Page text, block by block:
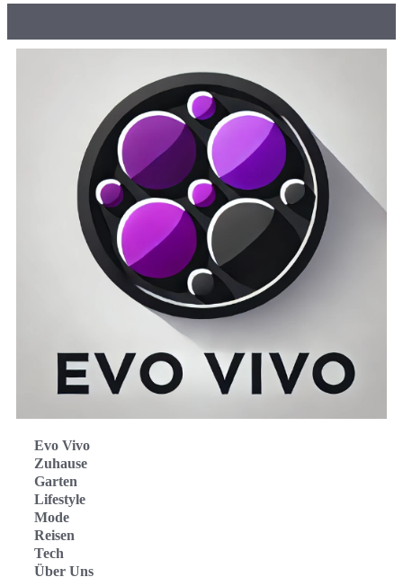
Evo Vivo
Zuhause
Garten
Lifestyle
Mode
Reisen
Tech
Über Uns